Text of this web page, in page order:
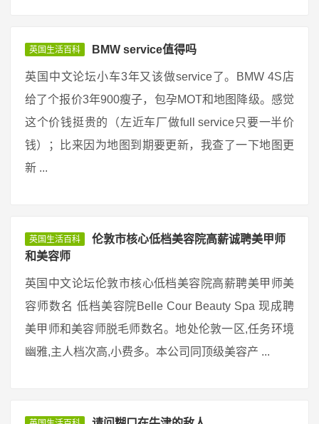
英国生活百科 BMW service值得吗
英国中文论坛小车3年又该做service了。BMW 4S店
给了个报价3年900瘦子，包孕MOT和地图降级。感觉
这个价钱挺贵的（左近车厂做full service只要一半价
钱）；比来因为地图到期要更新，我查了一下地图更
新 ...
英国生活百科
伦敦市核心低档美容院高薪诚聘美甲师
和美容师
英国中文论坛伦敦市核心低档美容院高薪聘美甲师美
容师数名 低档美容院Belle Cour Beauty Spa 现成聘
美甲师和美容师脱毛师数名。地处伦敦一区,任务环境
幽雅,主人档次高,小费多。本公司同顶级美容产 ...